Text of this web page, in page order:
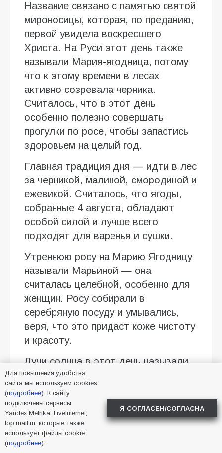
Название связано с памятью святой
мироносицы, которая, по преданию,
первой увидела воскресшего
Христа. На Руси этот день также
называли Мария-ягодница, потому
что к этому времени в лесах
активно созревала черника.
Считалось, что в этот день
особенно полезно совершать
прогулки по росе, чтобы запастись
здоровьем на целый год.
Главная традиция дня — идти в лес
за черникой, малиной, смородиной и
ежевикой. Считалось, что ягоды,
собранные 4 августа, обладают
особой силой и лучше всего
подходят для варенья и сушки.
Утреннюю росу на Марию Ягодницу
называли Марьиной — она
считалась целебной, особенно для
женщин. Росу собирали в
серебряную посуду и умывались,
веря, что это придаст коже чистоту
и красоту.
Лучи солнца в этот день называли
Марьиным светом. Люди старались
пошире открыть окна, шторы и
двери, чтобы впустить в дом
больше света.
В этот день не следует болтать
Для повышения удобства
сайта мы используем cookies
(подробнее). К сайту
подключены сервисы
Yandex.Metrika, LiveInternet,
top.mail.ru, которые также
использует файлы cookie
(подробнее).
Я СОГЛАСЕН/СОГЛАСНА